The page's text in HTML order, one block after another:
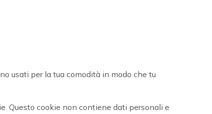
usati per la tua comodità in modo che tu
Questo cookie non contiene dati personali e